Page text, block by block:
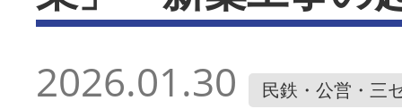
2026.01.30 民鉄・公営・三